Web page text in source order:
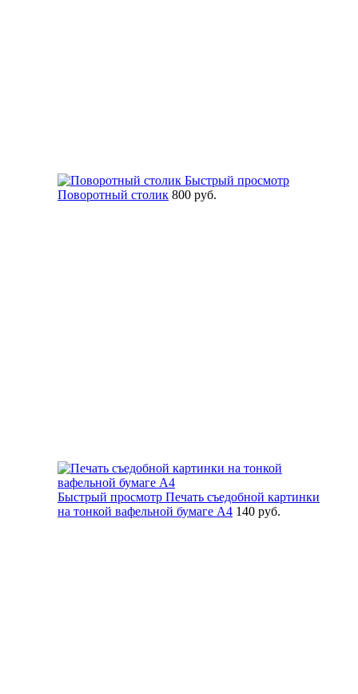
Быстрый просмотр
Поворотный столик 800 руб.
Быстрый просмотр Печать съедобной картинки
на тонкой вафельной бумаге А4 140 руб.